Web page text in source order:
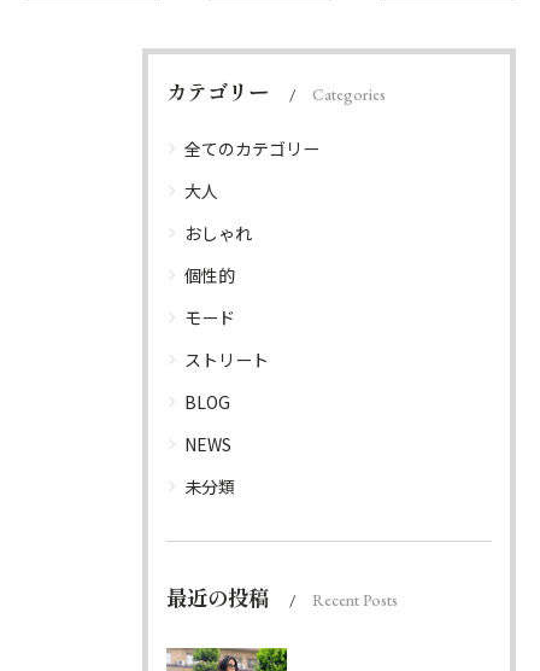
カテゴリー Categories
全てのカテゴリー
大人
おしゃれ
個性的
モード
ストリート
BLOG
NEWS
未分類
最近の投稿 Recent Posts